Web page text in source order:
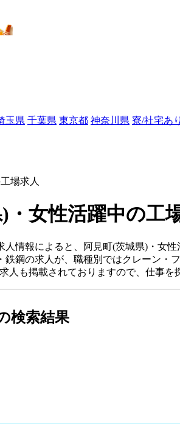
玉県 千葉県 東京都 神奈川県 寮/社宅あり
場求人
・女性活躍中の工
人情報によると、阿見町(茨城県)・女
鉄鋼の求人が、職種別ではクレーン・
人も掲載されておりますので、仕事を
検索結果